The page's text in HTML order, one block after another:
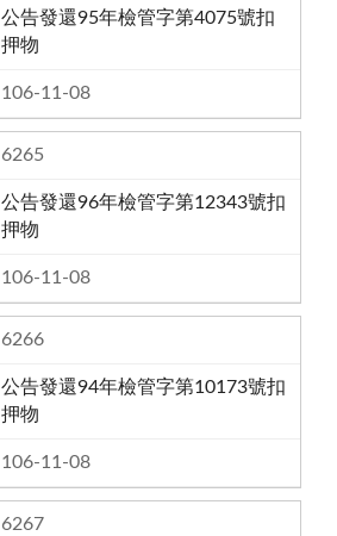
公告發還95年檢管字第4075號扣
押物
106-11-08
6265
公告發還96年檢管字第12343號扣
押物
106-11-08
6266
公告發還94年檢管字第10173號扣
押物
106-11-08
6267